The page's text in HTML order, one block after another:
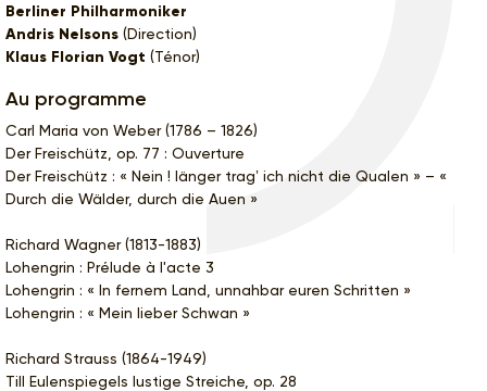
Berliner Philharmoniker
Andris Nelsons (Direction)
Klaus Florian Vogt (Ténor)
Au programme
Carl Maria von Weber (1786 – 1826)
Der Freischütz, op. 77 : Ouverture
Der Freischütz : « Nein ! länger tragʼ ich nicht die Qualen » – «
Durch die Wälder, durch die Auen »
Richard Wagner (1813-1883)
Lohengrin : Prélude à l'acte 3
Lohengrin : « In fernem Land, unnahbar euren Schritten »
Lohengrin : « Mein lieber Schwan »
Richard Strauss (1864-1949)
Till Eulenspiegels lustige Streiche, op. 28